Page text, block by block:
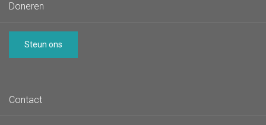
Doneren
Steun ons
Contact